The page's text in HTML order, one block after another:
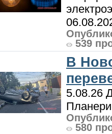
539
В
5.08.26
580